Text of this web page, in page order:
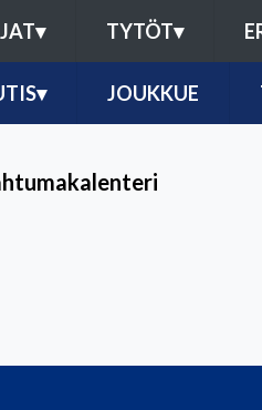
▾ TYTÖT▾
▾ JOUKKUE